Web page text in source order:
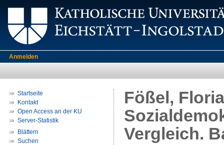
Anmelden
Startseite
Kontakt
Open Access an der KU
Server-Statistik
Blättern
Suchen
Fößel,
Vergleich.